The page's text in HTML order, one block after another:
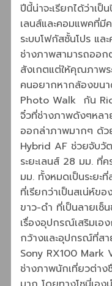
ปีนี้น่าจะเรียกได้ว่าเ
เลนส์และคอมแพคที่มี
ระบบโฟกัสชั้นโปร แล
ช่างภาพสามารถออ
สังเกตแต่ให้คุณภาพ
คนอยากหากล้องขนา
Photo Walk กัน
จิ๋วที่ช่างภาพดังๆหลา
ออกล่าภาพมากๆ ด้ว
Hybrid AF ช่วยจับวั
ระยะเลนส์ 28 มม. ที่
มม. ทั้งหมดเป็นระยะ
ที่เรียกว่าเป็นสเน่ห์ข
ขาว-ดำ ที่เป็นลายเซ็
เรื่องอุปกรณ์เสริมเอ
กว้างและอุปกรณ์ที่สา
Sony RX100 Mark
ช่างภาพนักเที่ยวต่าง